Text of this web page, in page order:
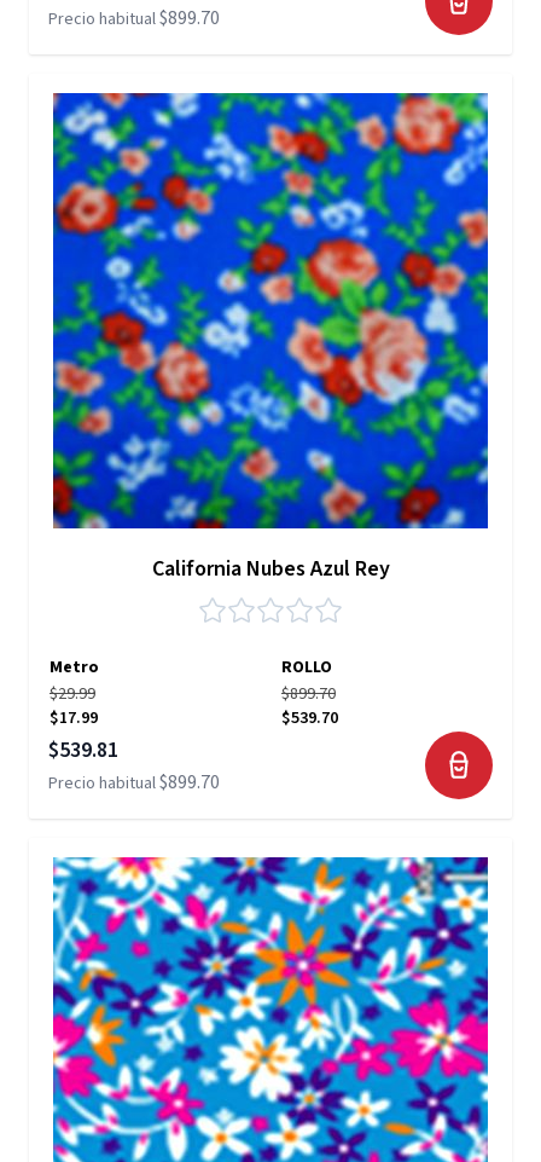
Precio habitual$899.70
California Nubes Azul Rey
Metro
ROLLO
$29.99
$17.99
$899.70
$539.70
Precio especial
$539.81
Precio habitual$899.70